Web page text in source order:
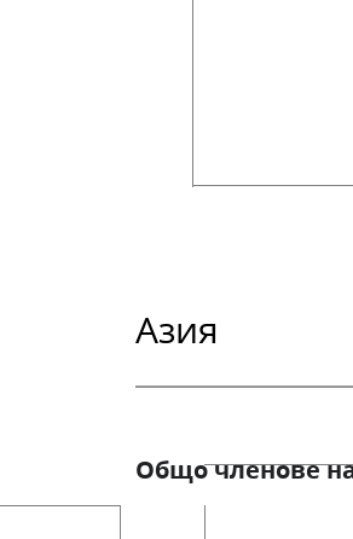
Азия
Общо членове